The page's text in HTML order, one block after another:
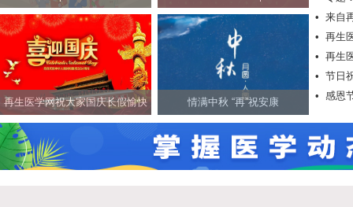
网祝社会各界朋友新春快乐！
再生医学网祝大家国庆长假愉快 情满中秋 “再”祝安康
• 来自
• 再生
• 再生
• 节日
快乐！
• 感恩